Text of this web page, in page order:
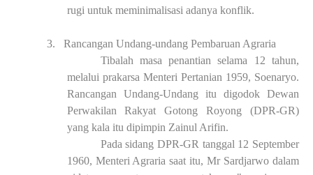
rugi untuk meminimalisasi adanya konflik.
3.
Rancangan Undang-undang Pembaruan Agraria
Tibalah masa penantian selama 12 tahun,
melalui prakarsa Menteri Pertanian 1959, Soenaryo.
Rancangan Undang-Undang itu digodok Dewan
Perwakilan Rakyat Gotong Royong (DPR-GR)
yang kala itu dipimpin Zainul Arifin.
Pada sidang DPR-GR tanggal 12 September
1960, Menteri Agraria saat itu, Mr Sardjarwo dalam